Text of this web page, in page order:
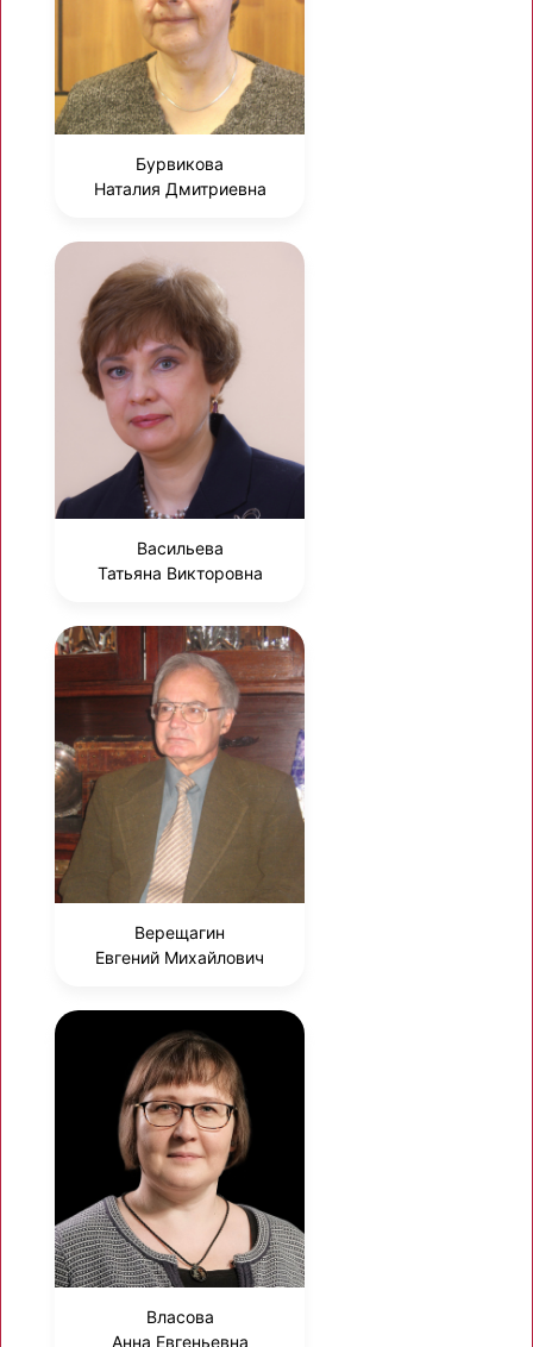
Бурвикова
Наталия Дмитриевна
Васильева
Татьяна Викторовна
Верещагин
Евгений Михайлович
Власова
Анна Евгеньевна